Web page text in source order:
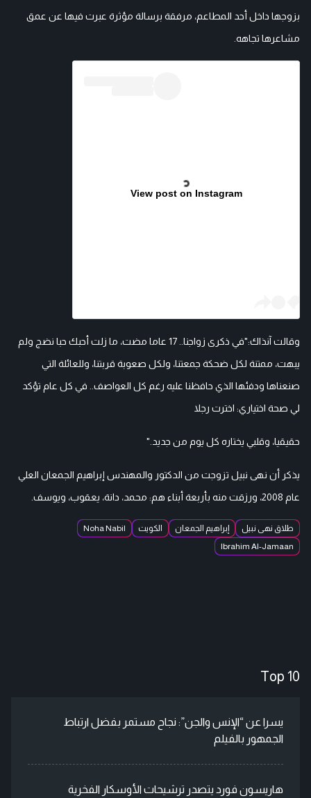
بزوجها داخل أحد المطاعم، مرفقة برسالة مؤثرة عبرت فيها عن عمق
مشاعرها تجاهه.
View post on Instagram
وقالت آنذاك:"في ذكرى زواجنا.. 17 عاما مضت، ما زلت أحبك حبا نضج ولم
يبهت، ممتنة لكل ضحكة جمعتنا، ولكل صعوبة قربتنا، وللعائلة التي
صنعناها ودفئها الذي حافظنا عليه رغم كل العواصف.. في كل عام تؤكد
لي صحة اختياري: اخترت رجلا
حقيقيا، وقلبي يختاره كل يوم من جديد."
يذكر أن نهى نبيل تزوجت من الدكتور والمهندس إبراهيم الجمعان العلي
عام 2008، ورزقت منه بأربعة أبناء هم: محمد، دانة، يعقوب، ويوسف.
طلاق نهى نبيل إبراهيم الجمعان الكويت
Noha Nabil
Ibrahim Al-Jamaan
Top 10
يسرا عن “الإنس والجن”: نجاح مستمر بفضل ارتباط
الجمهور بالفيلم
هاريسون فورد يتصدر ترشيحات الأوسكار الفخرية